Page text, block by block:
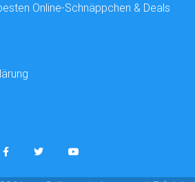
Online-Schnäppchen & Deals